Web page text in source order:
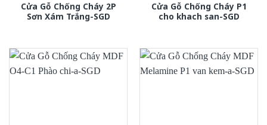
Cửa Gỗ Chống Cháy 2P
Sơn Xám Trắng-SGD
Cửa Gỗ Chống Cháy P1
cho khach san-SGD